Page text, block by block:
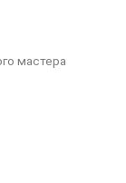
мастера